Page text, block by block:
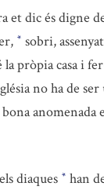
et dic és digne
* sobri,
pròpia casa i
no ha de
diaques * han